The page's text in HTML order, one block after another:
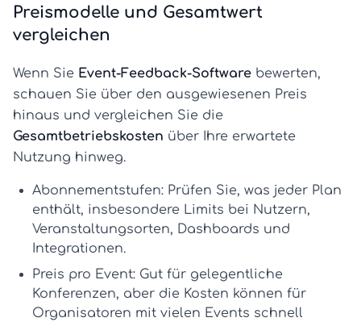
Preismodelle und Gesamtwert
vergleichen
Wenn Sie Event-Feedback-Software bewerten,
schauen Sie über den ausgewiesenen Preis
hinaus und vergleichen Sie die
Gesamtbetriebskosten über Ihre erwartete
Nutzung hinweg.
Abonnementstufen: Prüfen Sie, was jeder Plan
enthält, insbesondere Limits bei Nutzern,
Veranstaltungsorten, Dashboards und
Integrationen.
Preis pro Event: Gut für gelegentliche
Konferenzen, aber die Kosten können für
Organisatoren mit vielen Events schnell